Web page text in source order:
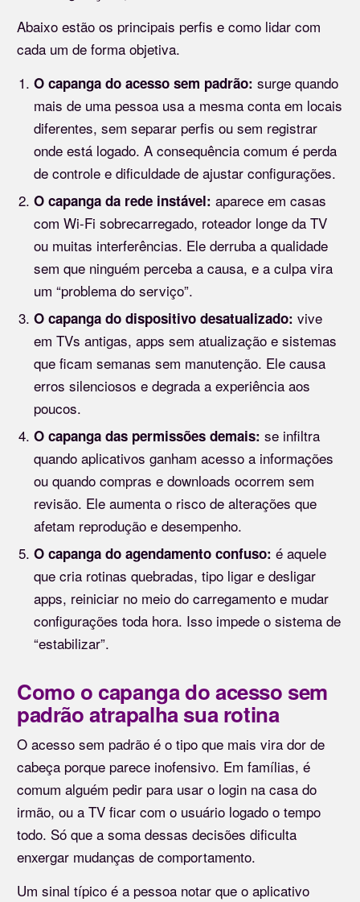
Abaixo estão os principais perfis e como lidar com
cada um de forma objetiva.
O capanga do acesso sem padrão: surge quando
mais de uma pessoa usa a mesma conta em locais
diferentes, sem separar perfis ou sem registrar
onde está logado. A consequência comum é perda
de controle e dificuldade de ajustar configurações.
O capanga da rede instável: aparece em casas
com Wi-Fi sobrecarregado, roteador longe da TV
ou muitas interferências. Ele derruba a qualidade
sem que ninguém perceba a causa, e a culpa vira
um “problema do serviço”.
O capanga do dispositivo desatualizado: vive
em TVs antigas, apps sem atualização e sistemas
que ficam semanas sem manutenção. Ele causa
erros silenciosos e degrada a experiência aos
poucos.
O capanga das permissões demais: se infiltra
quando aplicativos ganham acesso a informações
ou quando compras e downloads ocorrem sem
revisão. Ele aumenta o risco de alterações que
afetam reprodução e desempenho.
O capanga do agendamento confuso: é aquele
que cria rotinas quebradas, tipo ligar e desligar
apps, reiniciar no meio do carregamento e mudar
configurações toda hora. Isso impede o sistema de
“estabilizar”.
Como o capanga do acesso sem
padrão atrapalha sua rotina
O acesso sem padrão é o tipo que mais vira dor de
cabeça porque parece inofensivo. Em famílias, é
comum alguém pedir para usar o login na casa do
irmão, ou a TV ficar com o usuário logado o tempo
todo. Só que a soma dessas decisões dificulta
enxergar mudanças de comportamento.
Um sinal típico é a pessoa notar que o aplicativo